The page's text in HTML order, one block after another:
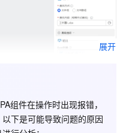
展开
组件在操作时出现报错，
下是可能导致问题的原因